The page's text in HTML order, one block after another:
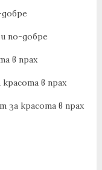
по-добре
в прах
в прах
красота в прах